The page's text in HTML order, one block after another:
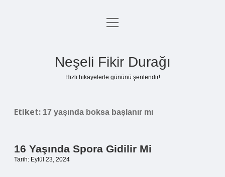
Anasayfa
menüyü
Neşeli Fikir Durağı
Hızlı hikayelerle gününü şenlendir!
Etiket: 17 yaşında boksa başlanır mı
16 Yaşında Spora Gidilir Mi
Tarih: Eylül 23, 2024